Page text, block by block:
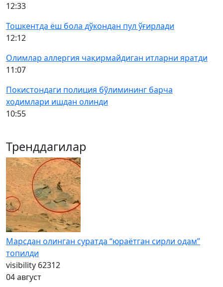
12:33
Тошкентда ёш бола дўкондан пул ўғирлади
12:12
Олимлар аллергия чақирмайдиган итларни яратди
11:07
Покистондаги полиция бўлимининг барча
ходимлари ишдан олинди
10:55
Тренддагилар
Марсдан олинган суратда “юраётган сирли одам”
топилди
visibility 62312
04 август